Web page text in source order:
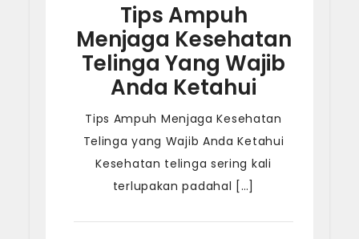
Tips Ampuh
Menjaga Kesehatan
Telinga Yang Wajib
Anda Ketahui
Tips Ampuh Menjaga Kesehatan
Telinga yang Wajib Anda Ketahui
Kesehatan telinga sering kali
terlupakan padahal […]